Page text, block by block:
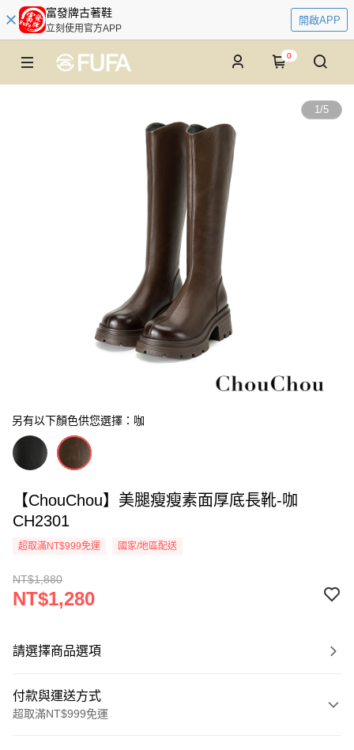
富發牌古著鞋
立刻使用官方APP
開啟APP
0
1/5
另有以下顏色供您選擇：咖
【ChouChou】美腿瘦瘦素面厚底長靴-咖
CH2301
超取滿NT$999免運 國家/地區配送
NT$1,880
NT$1,280
請選擇商品選項
付款與運送方式
超取滿NT$999免運